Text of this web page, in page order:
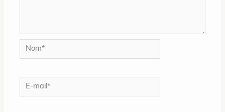
Nom*
E-
mail*